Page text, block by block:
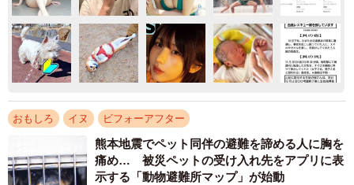
おもしろ イヌ ビフォーアフター
熊本地震でペット同伴の避難を諦める人に胸を
痛め… 被災ペットの受け入れ先をアプリに表
示する「動物避難所マップ」が始動